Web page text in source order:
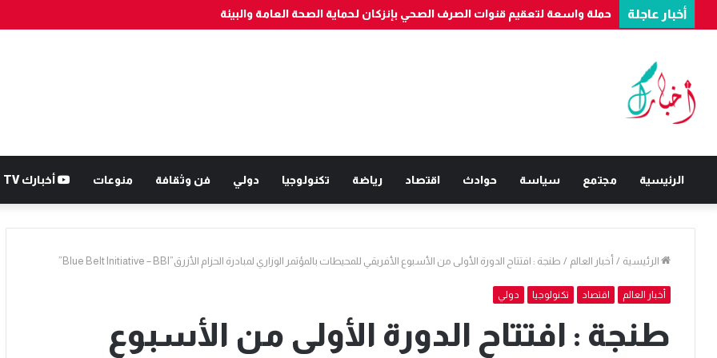
أخبار عاجلة بناءً على معلومات “الديستي”.. فرقة مكافحة العصابات بأكادير تُوقف شخصين وتحجز 7300 قرصا مهلوسا قادما من الخارج
الرئيسية مجتمع سياسة حوادث اقتصاد رياضة تكنولوجيا دولي فن وثقافة منوعات أخبارك TV
الرئيسية / أخبار العالم / طنجة : افتتاح الدورة الأولى من الأسبوع الأفريقي للمحيطات بالمؤتمر الوزاري لمبادرة الحزام الأزرق”Blue Belt Initiative – BBI”
أخبار العالم اقتصاد تكنولوجيا دولي
طنجة : افتتاح الدورة الأولى من الأسبوع